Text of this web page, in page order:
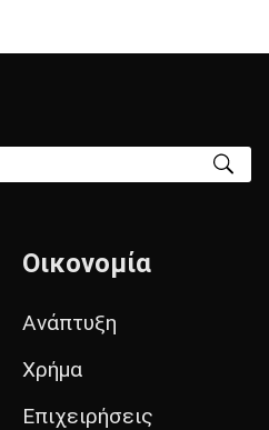
Οικονομία
Ανάπτυξη
Χρήμα
Επιχειρήσεις